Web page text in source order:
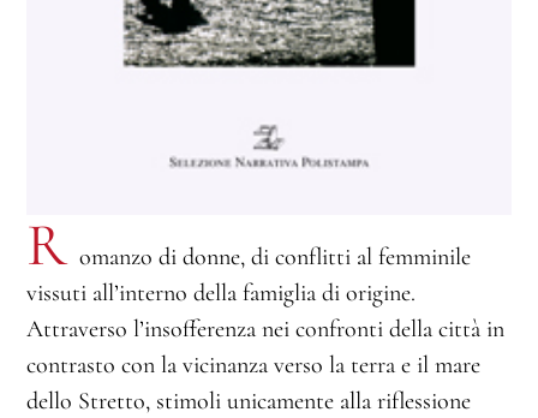
R omanzo di donne, di conflitti al femminile
vissuti all’interno della famiglia di origine.
Attraverso l’insofferenza nei confronti della città in
contrasto con la vicinanza verso la terra e il mare
dello Stretto, stimoli unicamente alla riflessione